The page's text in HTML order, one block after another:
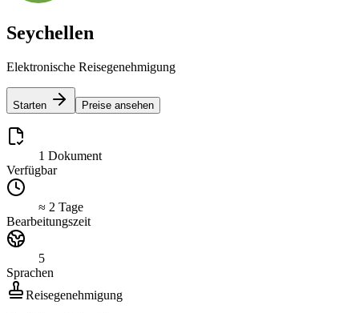
Seychellen
Elektronische Reisegenehmigung
Starten Preise ansehen
1 Dokument
Verfügbar
≈ 2 Tage
Bearbeitungszeit
5
Sprachen
Reisegenehmigung